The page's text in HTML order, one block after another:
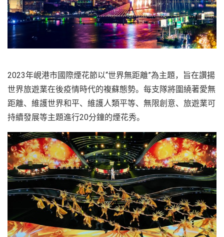
2023年峴港市國際煙花節以“世界無距離”為主題，旨在讚揚
世界旅遊業在後疫情時代的複蘇態勢。每支隊將圍繞著愛無
距離、維護世界和平、維護人類平等、無限創意、旅遊業可
持續發展等主題進行20分鐘的煙花秀。